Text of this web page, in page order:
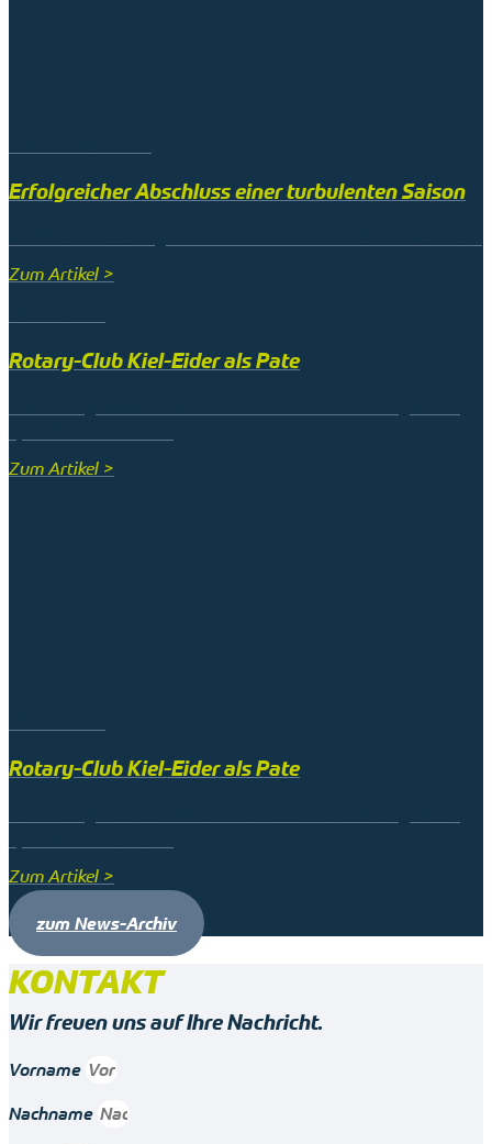
Erfolgreicher Abschluss einer turbulenten Saison
Zum Artikel >
Rotary-Club Kiel-Eider als Pate
Zum Artikel >
Rotary-Club Kiel-Eider als Pate
Zum Artikel >
zum News-Archiv
KONTAKT
Wir freuen uns auf Ihre Nachricht.
Vorname
Nachname